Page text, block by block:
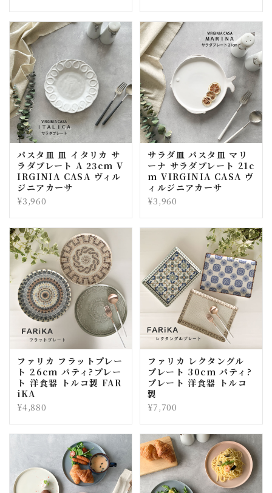
パスタ皿 皿 イタリカ サ
ラダプレート A 23cm V
IRGINIA CASA ヴィル
ジニアカーサ
¥3,960
サラダ皿 パスタ皿 マリ
ーナ サラダプレート 21c
m VIRGINIA CASA ヴ
ィルジニアカーサ
¥3,960
ファリカ フラットプレー
ト 26cm パティ?プレー
ト 洋食器 トルコ製 FAR
iKA
¥4,880
ファリカ レクタングル
プレート 30cm パティ?
プレート 洋食器 トルコ
製
¥7,700